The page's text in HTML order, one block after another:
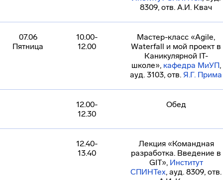
8309, отв. А.И. Квач
07.06
Пятница
10.00-
12.00
Мастер-класс «Agile,
Waterfall и мой проект в
Каникулярной IT-
школе», кафедра МиУП,
ауд. 3103, отв. Я.Г. Прима
12.00-
12.30
Обед
12.40-
13.40
Лекция «Командная
разработка. Введение в
GIT», Институт
СПИНТех, ауд. 8309, отв.